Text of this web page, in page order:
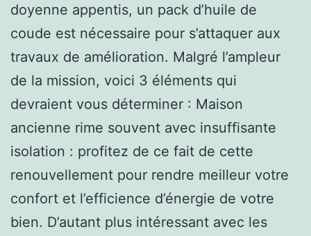
doyenne appentis, un pack d’huile de
coude est nécessaire pour s’attaquer aux
travaux de amélioration. Malgré l’ampleur
de la mission, voici 3 éléments qui
devraient vous déterminer : Maison
ancienne rime souvent avec insuffisante
isolation : profitez de ce fait de cette
renouvellement pour rendre meilleur votre
confort et l’efficience d’énergie de votre
bien. D’autant plus intéressant avec les